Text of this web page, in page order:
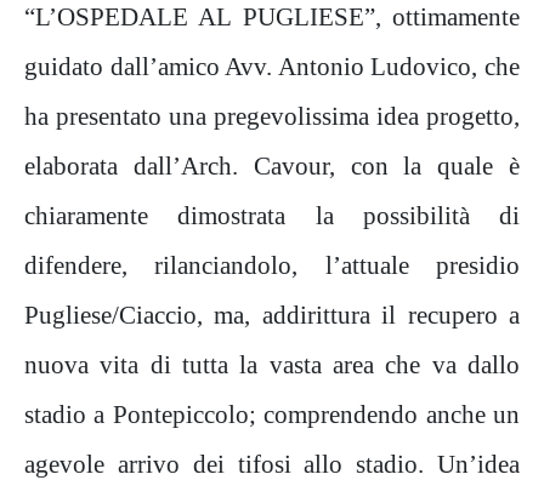
“L’OSPEDALE AL PUGLIESE”, ottimamente
guidato dall’amico Avv. Antonio Ludovico, che
ha presentato una pregevolissima idea progetto,
elaborata dall’Arch. Cavour, con la quale è
chiaramente dimostrata la possibilità di
difendere, rilanciandolo, l’attuale presidio
Pugliese/Ciaccio, ma, addirittura il recupero a
nuova vita di tutta la vasta area che va dallo
stadio a Pontepiccolo; comprendendo anche un
agevole arrivo dei tifosi allo stadio. Un’idea